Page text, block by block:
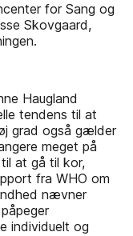
for Sang og
Skovgaard,
Haugland
tendens til at
grad også gælder
meget på
at gå til kor,
fra WHO om
nævner
individuelt og